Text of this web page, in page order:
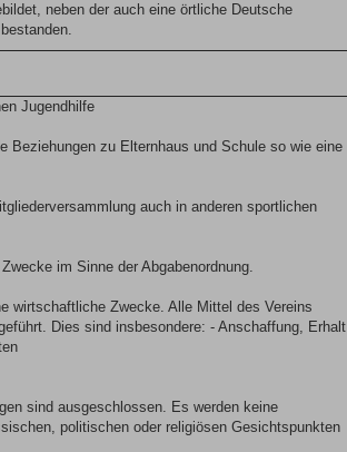
neben der auch eine örtliche Deutsche
Jugendhilfe
Beziehungen zu Elternhaus und Schule so wie eine
auch in anderen sportlichen
im Sinne der Abgabenordnung.
wirtschaftliche Zwecke. Alle Mittel des Vereins
Dies sind insbesondere: - Anschaffung, Erhalt
sind ausgeschlossen. Es werden keine
politischen oder religiösen Gesichtspunkten